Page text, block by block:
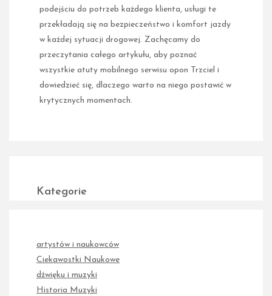
podejściu do potrzeb każdego klienta, usługi te
przekładają się na bezpieczeństwo i komfort jazdy
w każdej sytuacji drogowej. Zachęcamy do
przeczytania całego artykułu, aby poznać
wszystkie atuty mobilnego serwisu opon Trzciel i
dowiedzieć się, dlaczego warto na niego postawić w
krytycznych momentach.
Kategorie
artystów i naukowców
Ciekawostki Naukowe
dźwięku i muzyki
Historia Muzyki